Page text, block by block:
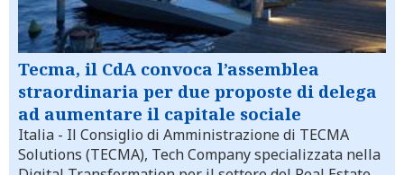
Tecma, il CdA convoca l’assemblea
straordinaria per due proposte di delega
ad aumentare il capitale sociale
Italia - Il Consiglio di Amministrazione di TECMA
Solutions (TECMA), Tech Company specializzata nella